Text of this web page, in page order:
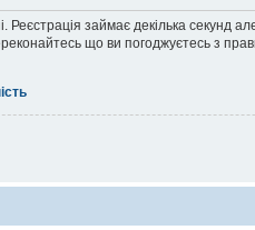
займає декілька секунд
що ви погоджуєтесь з